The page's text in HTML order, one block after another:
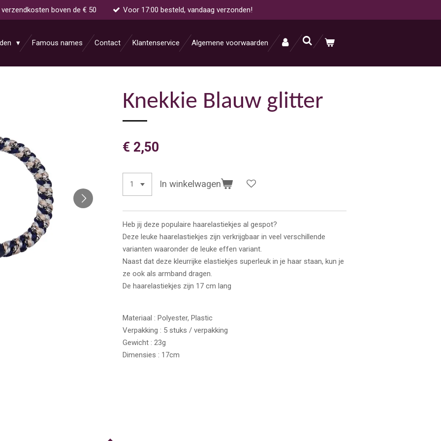
boven de € 50 Voor 17:00 besteld, vandaag verzonden!
Famous names Contact Klantenservice Algemene voorwaarden
Knekkie Blauw glitter
€ 2,50
In winkelwagen
Heb jij deze populaire haarelastiekjes al gespot?
Deze leuke haarelastiekjes zijn verkrijgbaar in veel verschillende
varianten waaronder de leuke effen variant.
Naast dat deze kleurrijke elastiekjes superleuk in je haar staan, kun je
ze ook als armband dragen.
De haarelastiekjes zijn 17 cm lang
Materiaal : Polyester, Plastic
Verpakking : 5 stuks / verpakking
Gewicht : 23g
Dimensies : 17cm